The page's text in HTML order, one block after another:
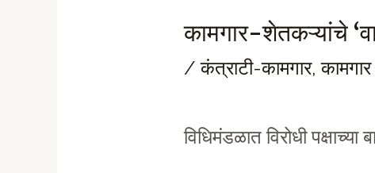
कामगार-शेतकऱ्यांचे
/कंत्राटी-कामगार,
विधिमंडळात विरोधी